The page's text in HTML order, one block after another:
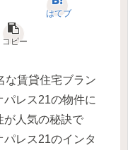
はてブ
コピー
な賃貸住宅ブラン
パレス21の物件に
が人気の秘訣で
レス21のインタ